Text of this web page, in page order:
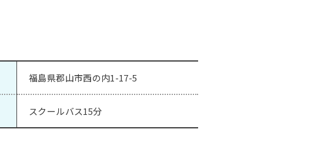
福島県郡山市西の内1-17-5
スクールバス15分